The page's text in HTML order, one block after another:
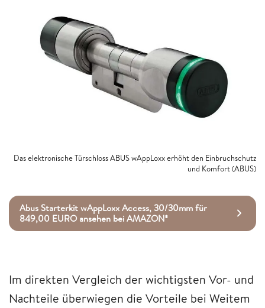
Das elektronische Türschloss ABUS wAppLoxx erhöht den Einbruchschutz
und Komfort (ABUS)
Abus Starterkit wAppLoxx Access, 30/30mm für
849,00 EURO ansehen bei AMAZON*
Im direkten Vergleich der wichtigsten Vor- und
Nachteile überwiegen die Vorteile bei Weitem